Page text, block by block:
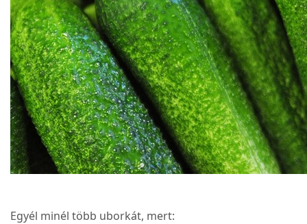
Egyél minél több uborkát, mert: